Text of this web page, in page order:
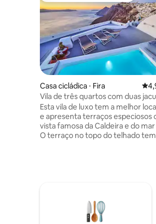
Casa cicládica ⋅ Fira
Vila de três quartos com duas
com vista para a Caldera
Esta vila de luxo tem a melhor
e apresenta terraços especiosos
vista famosa da Caldeira e do mar
O terraço no topo do telhado
confortável. Cada tem banheiro
privativo. A uma curta distância a
você encontrará restaurantes,